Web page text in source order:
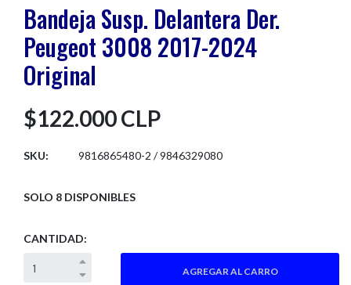
Bandeja Susp. Delantera Der.
Peugeot 3008 2017-2024
Original
$122.000 CLP
SKU: 9816865480-2 / 9846329080
SOLO 8 DISPONIBLES
CANTIDAD: